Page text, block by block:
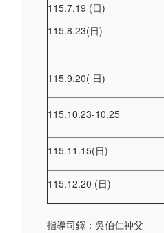
115.7.19 (日)
115.8.23(日)
115.9.20( 日)
115.10.23-10.25
115.11.15(日)
115.12.20 (日)
指導司鐸：吳伯仁神父